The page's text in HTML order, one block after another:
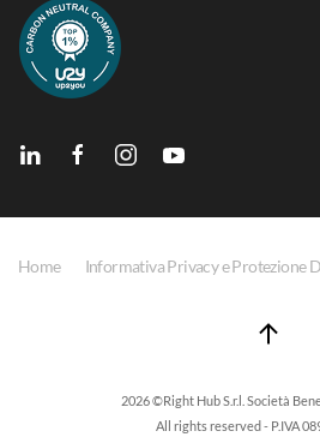
Home Informativa Privacy e Protezione
2026 ©Right Hub S.r.l. Società
All rights reserved - P.IVA